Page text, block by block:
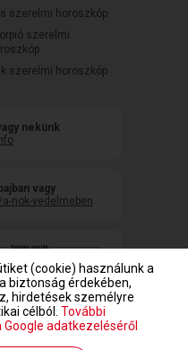
szerelmi horoszkóp
szerelmi
szerelmi horoszkóp
nekünk
vagy
nok-vedelmeben
(cookie) használunk a
biztonság érdekében,
hirdetések személyre
célból. További
Google adatkezeléséről